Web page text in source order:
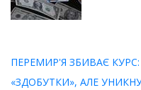
ПЕРЕМИР'Я ЗБИВАЄ
«ЗДОБУТКИ», АЛЕ